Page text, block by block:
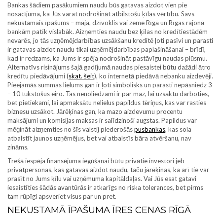
Bankas šādiem pasākumiem naudu būs gatavas aizdot vien pie
nosacījuma, ka Jūs varat nodrošināt atbilstošu ķīlas vērtību. Savs
nekustamais īpašums – māja, dzīvoklis vai zeme Rīgā un Rīgas rajonā
bankām patīk vislabāk. Aizņemties naudu bez ķīlas no kredītiestādēm
nevarēs, jo tās uzņēmējdarbības uzsākšanu kreditē ļoti pasīvi un parasti
ir gatavas aizdot naudu tikai uzņēmējdarbības paplašināšanai – brīdī,
kad ir redzams, ka Jums ir spēja nodrošināt pastāvīgu naudas plūsmu.
Alternatīvs risinājums šajā gadījumā naudas piesaistei būtu dažādi ātro
kredītu piedāvājumi (skat. šeit), ko internetā piedāvā nebanku aizdevēji.
Pieejamās summas lielums gan ir ļoti simbolisks un parasti nepāsniedz 3
– 10 tūkstošus eiro. Tas nenoliedzami ir par maz, lai uzsāktu darboties,
bet pietiekami, lai apmaksātu nelielus papildus tēriņus, kas var rasties
biznesu uzsākot. Jārēķinas gan, ka mazo aizdevumu procentu
maksājumi un komisijas maksas ir salīdzinoši augstas. Papildus var
mēģināt aizņemties no šīs valstij piederošāspusbankas, kas sola
atbalstīt jaunos uzņēmējus, bet vai atbalstīs bāra atvēršanu, nav
zināms.
Trešā iespēja finansējuma iegūšanai būtu privātie investori jeb
privātpersonas, kas gatavas aizdot naudu, taču jārēķinas, ka arī tie var
prasīt no Jums ķīlu vai uzņēmuma kapitāldaļas. Vai Jūs esat gatavi
iesaistīties šādās avantūrās ir atkarīgs no riska tolerances, bet pirms
tam rūpīgi apsveriet visus par un pret.
NEKUSTAMĀ ĪPAŠUMA ĪRES CENAS RĪGĀ